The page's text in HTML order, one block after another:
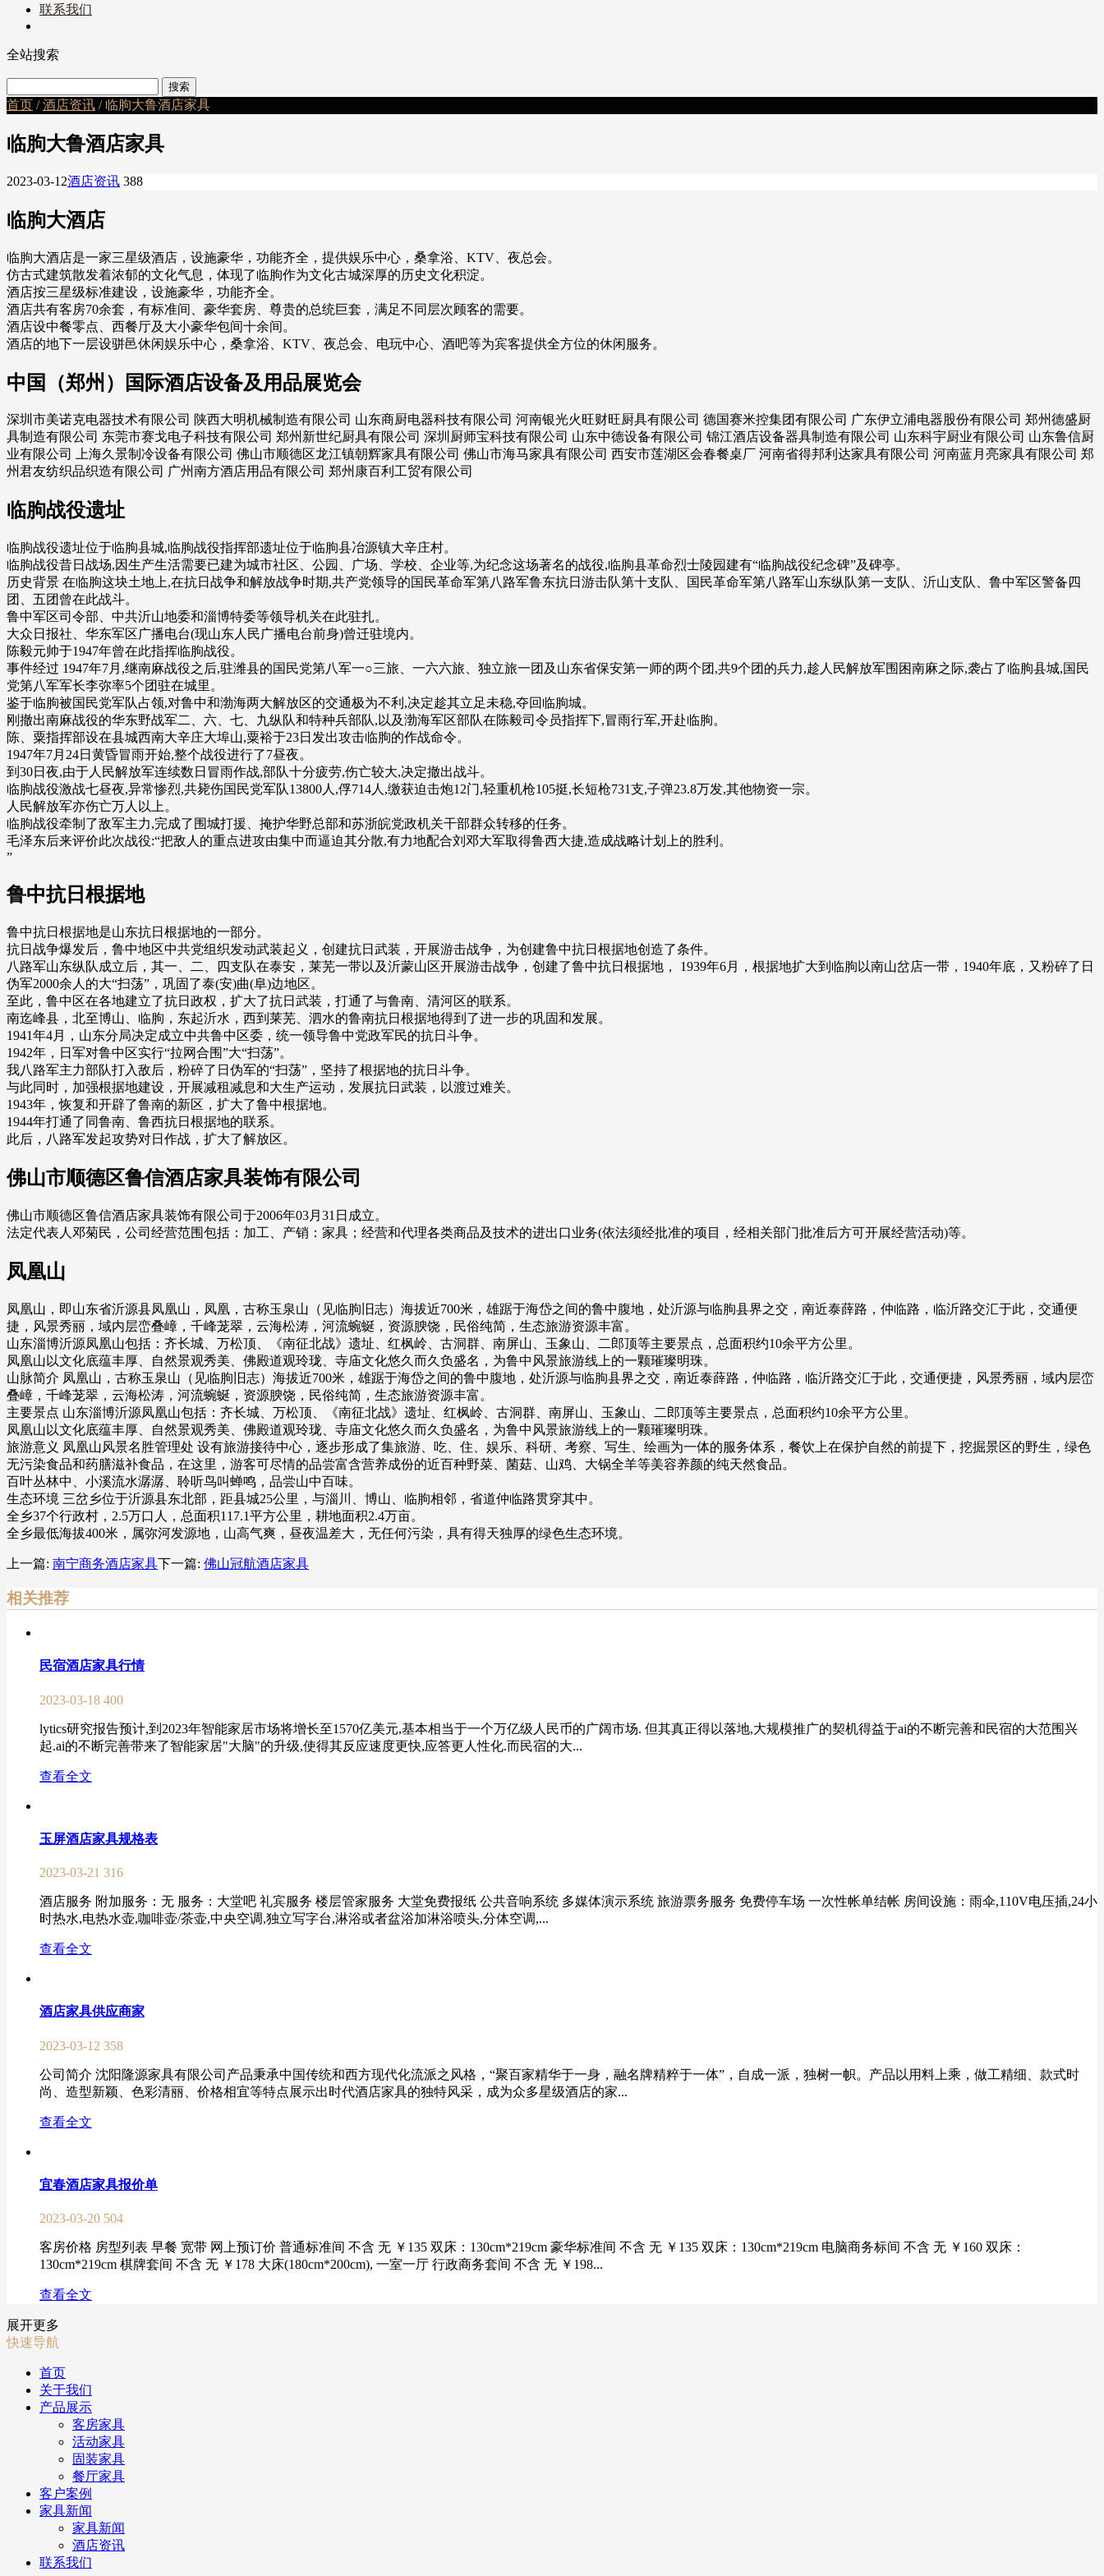
联系我们
全站搜索
首页 /酒店资讯 / 临朐大鲁酒店家具
临朐大鲁酒店家具
2023-03-12酒店资讯 388
临朐大酒店
临朐大酒店是一家三星级酒店，设施豪华，功能齐全，提供娱乐中心，桑拿浴、KTV、夜总会。
仿古式建筑散发着浓郁的文化气息，体现了临朐作为文化古城深厚的历史文化积淀。
酒店按三星级标准建设，设施豪华，功能齐全。
酒店共有客房70余套，有标准间、豪华套房、尊贵的总统巨套，满足不同层次顾客的需要。
酒店设中餐零点、西餐厅及大小豪华包间十余间。
酒店的地下一层设骈邑休闲娱乐中心，桑拿浴、KTV、夜总会、电玩中心、酒吧等为宾客提供全方位的休闲服务。
中国（郑州）国际酒店设备及用品展览会
深圳市美诺克电器技术有限公司 陕西大明机械制造有限公司 山东商厨电器科技有限公司 河南银光火旺财旺厨具有限公司 德国赛米控集团有限公司 广东伊立浦电器股份有限公司 郑州德盛厨
具制造有限公司 东莞市赛戈电子科技有限公司 郑州新世纪厨具有限公司 深圳厨师宝科技有限公司 山东中德设备有限公司 锦江酒店设备器具制造有限公司 山东科宇厨业有限公司 山东鲁信厨
业有限公司 上海久景制冷设备有限公司 佛山市顺德区龙江镇朝辉家具有限公司 佛山市海马家具有限公司 西安市莲湖区会春餐桌厂 河南省得邦利达家具有限公司 河南蓝月亮家具有限公司 郑
州君友纺织品织造有限公司 广州南方酒店用品有限公司 郑州康百利工贸有限公司
临朐战役遗址
临朐战役遗址位于临朐县城,临朐战役指挥部遗址位于临朐县冶源镇大辛庄村。
临朐战役昔日战场,因生产生活需要已建为城市社区、公园、广场、学校、企业等,为纪念这场著名的战役,临朐县革命烈士陵园建有“临朐战役纪念碑”及碑亭。
历史背景 在临朐这块土地上,在抗日战争和解放战争时期,共产党领导的国民革命军第八路军鲁东抗日游击队第十支队、国民革命军第八路军山东纵队第一支队、沂山支队、鲁中军区警备四
团、五团曾在此战斗。
鲁中军区司令部、中共沂山地委和淄博特委等领导机关在此驻扎。
大众日报社、华东军区广播电台(现山东人民广播电台前身)曾迁驻境内。
陈毅元帅于1947年曾在此指挥临朐战役。
事件经过 1947年7月,继南麻战役之后,驻潍县的国民党第八军一○三旅、一六六旅、独立旅一团及山东省保安第一师的两个团,共9个团的兵力,趁人民解放军围困南麻之际,袭占了临朐县城,国民
党第八军军长李弥率5个团驻在城里。
鉴于临朐被国民党军队占领,对鲁中和渤海两大解放区的交通极为不利,决定趁其立足未稳,夺回临朐城。
刚撤出南麻战役的华东野战军二、六、七、九纵队和特种兵部队,以及渤海军区部队在陈毅司令员指挥下,冒雨行军,开赴临朐。
陈、粟指挥部设在县城西南大辛庄大埠山,粟裕于23日发出攻击临朐的作战命令。
1947年7月24日黄昏冒雨开始,整个战役进行了7昼夜。
到30日夜,由于人民解放军连续数日冒雨作战,部队十分疲劳,伤亡较大,决定撤出战斗。
临朐战役激战七昼夜,异常惨烈,共毙伤国民党军队13800人,俘714人,缴获迫击炮12门,轻重机枪105挺,长短枪731支,子弹23.8万发,其他物资一宗。
人民解放军亦伤亡万人以上。
临朐战役牵制了敌军主力,完成了围城打援、掩护华野总部和苏浙皖党政机关干部群众转移的任务。
毛泽东后来评价此次战役:“把敌人的重点进攻由集中而逼迫其分散,有力地配合刘邓大军取得鲁西大捷,造成战略计划上的胜利。
”
鲁中抗日根据地
鲁中抗日根据地是山东抗日根据地的一部分。
抗日战争爆发后，鲁中地区中共党组织发动武装起义，创建抗日武装，开展游击战争，为创建鲁中抗日根据地创造了条件。
八路军山东纵队成立后，其一、二、四支队在泰安，莱芜一带以及沂蒙山区开展游击战争，创建了鲁中抗日根据地， 1939年6月，根据地扩大到临朐以南山岔店一带，1940年底，又粉碎了日
伪军2000余人的大“扫荡”，巩固了泰(安)曲(阜)边地区。
至此，鲁中区在各地建立了抗日政权，扩大了抗日武装，打通了与鲁南、清河区的联系。
南迄峰县，北至博山、临朐，东起沂水，西到莱芜、泗水的鲁南抗日根据地得到了进一步的巩固和发展。
1941年4月，山东分局决定成立中共鲁中区委，统一领导鲁中党政军民的抗日斗争。
1942年，日军对鲁中区实行“拉网合围”大“扫荡”。
我八路军主力部队打入敌后，粉碎了日伪军的“扫荡”，坚持了根据地的抗日斗争。
与此同时，加强根据地建设，开展减租减息和大生产运动，发展抗日武装，以渡过难关。
1943年，恢复和开辟了鲁南的新区，扩大了鲁中根据地。
1944年打通了同鲁南、鲁西抗日根据地的联系。
此后，八路军发起攻势对日作战，扩大了解放区。
佛山市顺德区鲁信酒店家具装饰有限公司
佛山市顺德区鲁信酒店家具装饰有限公司于2006年03月31日成立。
法定代表人邓菊民，公司经营范围包括：加工、产销：家具；经营和代理各类商品及技术的进出口业务(依法须经批准的项目，经相关部门批准后方可开展经营活动)等。
凤凰山
凤凰山，即山东省沂源县凤凰山，凤凰，古称玉泉山（见临朐旧志）海拔近700米，雄踞于海岱之间的鲁中腹地，处沂源与临朐县界之交，南近泰薛路，仲临路，临沂路交汇于此，交通便
捷，风景秀丽，域内层峦叠嶂，千峰茏翠，云海松涛，河流蜿蜒，资源腴饶，民俗纯简，生态旅游资源丰富。
山东淄博沂源凤凰山包括：齐长城、万松顶、《南征北战》遗址、红枫岭、古洞群、南屏山、玉象山、二郎顶等主要景点，总面积约10余平方公里。
凤凰山以文化底蕴丰厚、自然景观秀美、佛殿道观玲珑、寺庙文化悠久而久负盛名，为鲁中风景旅游线上的一颗璀璨明珠。
山脉简介 凤凰山，古称玉泉山（见临朐旧志）海拔近700米，雄踞于海岱之间的鲁中腹地，处沂源与临朐县界之交，南近泰薛路，仲临路，临沂路交汇于此，交通便捷，风景秀丽，域内层峦
叠嶂，千峰茏翠，云海松涛，河流蜿蜒，资源腴饶，民俗纯简，生态旅游资源丰富。
主要景点 山东淄博沂源凤凰山包括：齐长城、万松顶、《南征北战》遗址、红枫岭、古洞群、南屏山、玉象山、二郎顶等主要景点，总面积约10余平方公里。
凤凰山以文化底蕴丰厚、自然景观秀美、佛殿道观玲珑、寺庙文化悠久而久负盛名，为鲁中风景旅游线上的一颗璀璨明珠。
旅游意义 凤凰山风景名胜管理处 设有旅游接待中心，逐步形成了集旅游、吃、住、娱乐、科研、考察、写生、绘画为一体的服务体系，餐饮上在保护自然的前提下，挖掘景区的野生，绿色
无污染食品和药膳滋补食品，在这里，游客可尽情的品尝富含营养成份的近百种野菜、菌菇、山鸡、大锅全羊等美容养颜的纯天然食品。
百叶丛林中、小溪流水潺潺、聆听鸟叫蝉鸣，品尝山中百味。
生态环境 三岔乡位于沂源县东北部，距县城25公里，与淄川、博山、临朐相邻，省道仲临路贯穿其中。
全乡37个行政村，2.5万口人，总面积117.1平方公里，耕地面积2.4万亩。
全乡最低海拔400米，属弥河发源地，山高气爽，昼夜温差大，无任何污染，具有得天独厚的绿色生态环境。
上一篇: 南宁商务酒店家具下一篇: 佛山冠航酒店家具
相关推荐
民宿酒店家具行情
2023-03-18 400
lytics研究报告预计,到2023年智能家居市场将增长至1570亿美元,基本相当于一个万亿级人民币的广阔市场. 但其真正得以落地,大规模推广的契机得益于ai的不断完善和民宿的大范围兴
起.ai的不断完善带来了智能家居"大脑"的升级,使得其反应速度更快,应答更人性化.而民宿的大...
查看全文
玉屏酒店家具规格表
2023-03-21 316
酒店服务 附加服务：无 服务：大堂吧 礼宾服务 楼层管家服务 大堂免费报纸 公共音响系统 多媒体演示系统 旅游票务服务 免费停车场 一次性帐单结帐 房间设施：雨伞,110V电压插,24小
时热水,电热水壶,咖啡壶/茶壶,中央空调,独立写字台,淋浴或者盆浴加淋浴喷头,分体空调,...
查看全文
酒店家具供应商家
2023-03-12 358
公司简介 沈阳隆源家具有限公司产品秉承中国传统和西方现代化流派之风格，“聚百家精华于一身，融名牌精粹于一体”，自成一派，独树一帜。产品以用料上乘，做工精细、款式时
尚、造型新颖、色彩清丽、价格相宜等特点展示出时代酒店家具的独特风采，成为众多星级酒店的家...
查看全文
宜春酒店家具报价单
2023-03-20 504
客房价格 房型列表 早餐 宽带 网上预订价 普通标准间 不含 无 ￥135 双床：130cm*219cm 豪华标准间 不含 无 ￥135 双床：130cm*219cm 电脑商务标间 不含 无 ￥160 双床：
130cm*219cm 棋牌套间 不含 无 ￥178 大床(180cm*200cm), 一室一厅 行政商务套间 不含 无 ￥198...
查看全文
展开更多
快速导航
首页
关于我们
产品展示
客房家具
活动家具
固装家具
餐厅家具
客户案例
家具新闻
家具新闻
酒店资讯
联系我们